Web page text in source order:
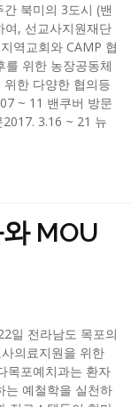
북미의 3도시 (밴
여, 선교사지원재단
역교회와 CAMP 협
를 위한 농장공동체
한 다양한 협의등
~ 11 밴쿠버 방문
3.16 ~ 21 뉴
MOU
일 전라남도 목포의
의료지원을 위한
목포예치과는 환자
는 예철학을 실천하